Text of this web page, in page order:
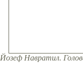
Йозеф Навратил.